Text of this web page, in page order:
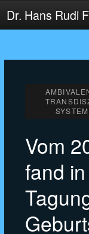
Dr. Hans Rudi
BERATUNG
Vom
fand